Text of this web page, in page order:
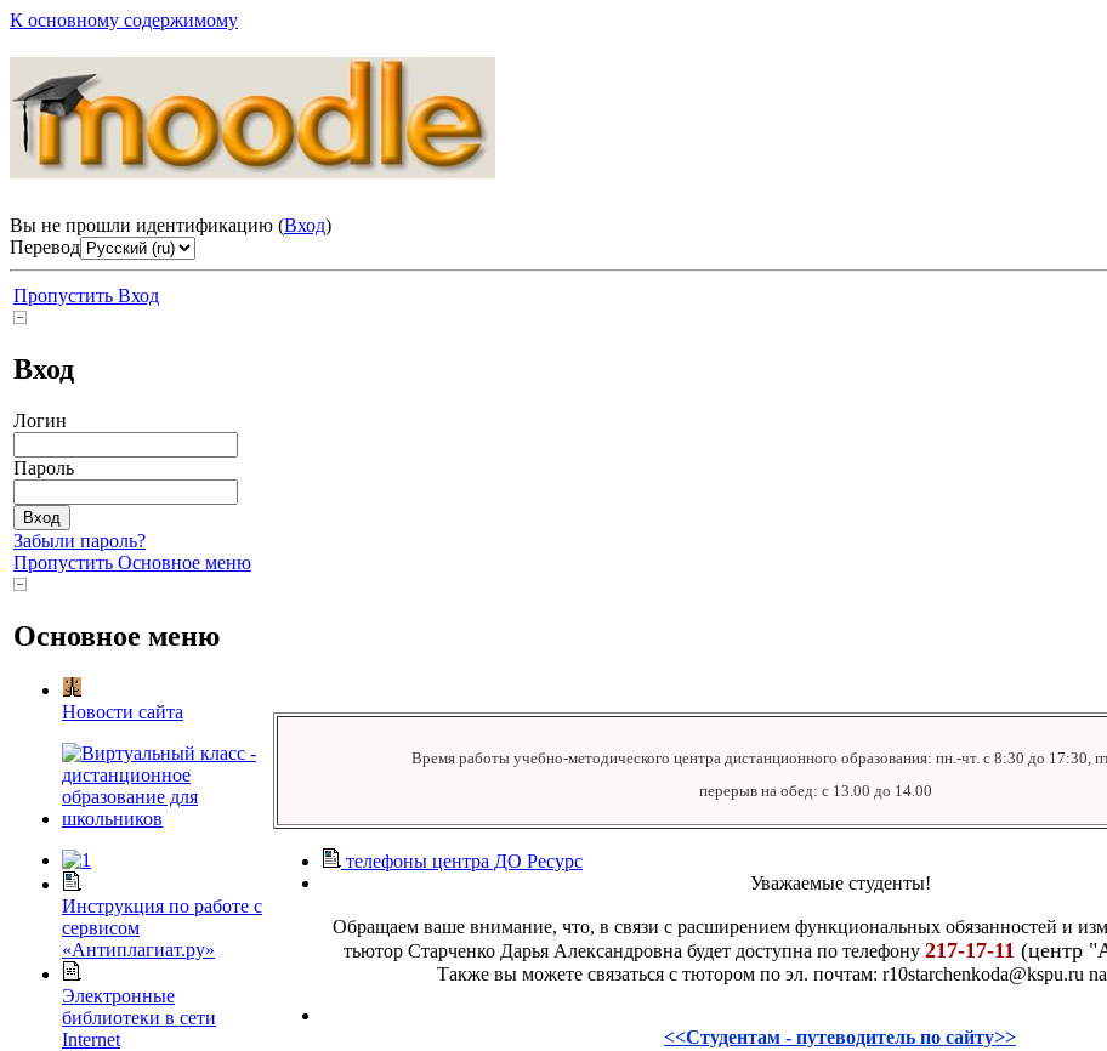
К основному содержимому
Вы не прошли идентификацию (Вход)
Перевод
Пропустить Вход
Вход
Логин
Пароль
Забыли пароль?
Пропустить Основное меню
Основное меню
Новости сайта
Инструкция по работе с
сервисом
«Антиплагиат.ру»
Электронные
библиотеки в сети
Internet
Время работы учебно-методического центра дистанционного образования: пн.-чт. с 8:30 до 17:30,
перерыв на обед: с 13.00 до 14.00
телефоны центра ДО Ресурс
Уважаемые студенты!
Обращаем ваше внимание, что, в связи с расширением функциональных обязанностей и
тьютор Старченко Дарья Александровна будет доступна по телефону 217-17-11 (центр
Также вы можете связаться с тютором по эл. почтам: r10starchenkoda@kspu.ru
<<Студентам - путеводитель по сайту>>